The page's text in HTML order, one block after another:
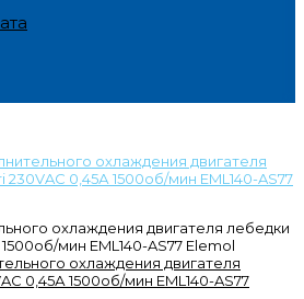
охлаждения двигателя
0,45А 1500об/мин EML140-AS77
охлаждения двигателя лебедки
мин EML140-AS77 Elemol